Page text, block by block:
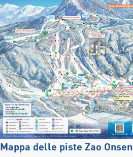
Mappa delle piste Zao Onsen